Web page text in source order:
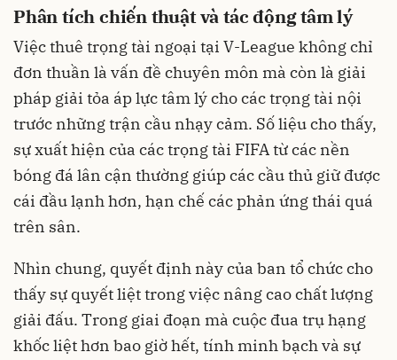
Phân tích chiến thuật và tác động tâm lý
Việc thuê trọng tài ngoại tại V-League không chỉ
đơn thuần là vấn đề chuyên môn mà còn là giải
pháp giải tỏa áp lực tâm lý cho các trọng tài nội
trước những trận cầu nhạy cảm. Số liệu cho thấy,
sự xuất hiện của các trọng tài FIFA từ các nền
bóng đá lân cận thường giúp các cầu thủ giữ được
cái đầu lạnh hơn, hạn chế các phản ứng thái quá
trên sân.
Nhìn chung, quyết định này của ban tổ chức cho
thấy sự quyết liệt trong việc nâng cao chất lượng
giải đấu. Trong giai đoạn mà cuộc đua trụ hạng
khốc liệt hơn bao giờ hết, tính minh bạch và sự